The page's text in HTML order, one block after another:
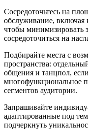
Сосредоточьтесь на
обслуживание, включая
чтобы минимизировать
сосредоточиться на
Подбирайте места с
пространства:
общения и танцпол, если
многофункциональное
сегментов аудитории.
Запрашивайте
адаптированные под
подчеркнуть